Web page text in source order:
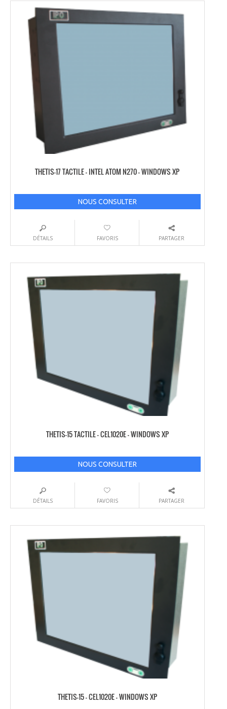
THETIS-17 TACTILE – INTEL ATOM N270 – WINDOWS XP
NOUS CONSULTER
DÉTAILS FAVORIS PARTAGER
THETIS-15 TACTILE – CEL1020E – WINDOWS XP
NOUS CONSULTER
DÉTAILS FAVORIS PARTAGER
THETIS-15 – CEL1020E – WINDOWS XP